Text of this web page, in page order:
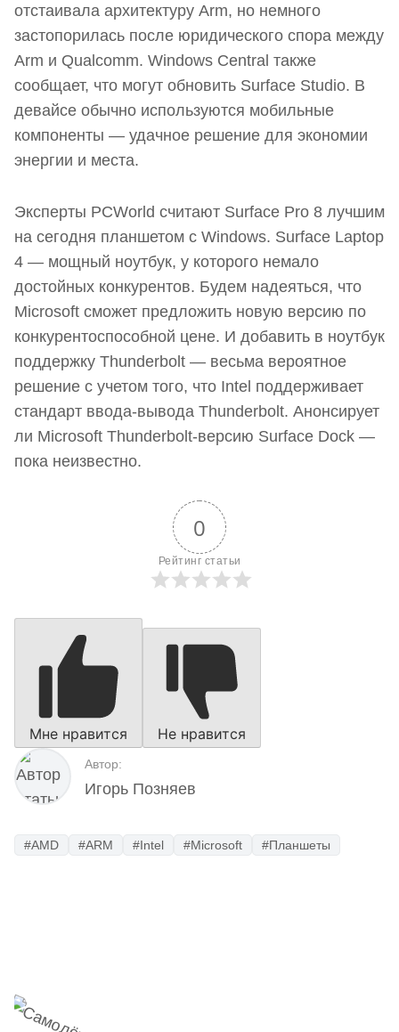
отстаивала архитектуру Arm, но немного
застопорилась после юридического спора между
Arm и Qualcomm. Windows Central также
сообщает, что могут обновить Surface Studio. В
девайсе обычно используются мобильные
компоненты — удачное решение для экономии
энергии и места.
Эксперты PCWorld считают Surface Pro 8 лучшим
на сегодня планшетом с Windows. Surface Laptop
4 — мощный ноутбук, у которого немало
достойных конкурентов. Будем надеяться, что
Microsoft сможет предложить новую версию по
конкурентоспособной цене. И добавить в ноутбук
поддержку Thunderbolt — весьма вероятное
решение с учетом того, что Intel поддерживает
стандарт ввода-вывода Thunderbolt. Анонсирует
ли Microsoft Thunderbolt-версию Surface Dock —
пока неизвестно.
0
Рейтинг статьи
Мне нравится Не нравится
Автор:
Игорь Позняев
#AMD #ARM #Intel #Microsoft #Планшеты